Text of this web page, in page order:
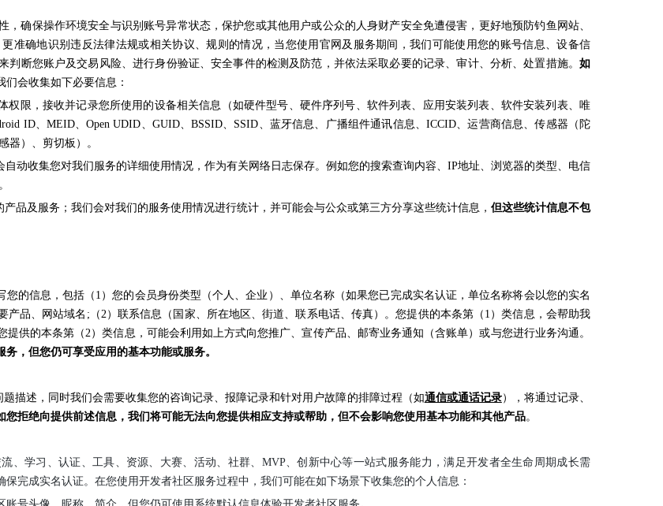
确保操作环境安全与识别账号异常状态，保护您或其他用户或公众的人身财产安全免遭侵害，更好地预防钓鱼网站、
准确地识别违反法律法规或相关协议、规则的情况，当您使用官网及服务期间，我们可能使用您的账号信息、设备信
断您账户及交易风险、进行身份验证、安全事件的检测及防范，并依法采取必要的记录、审计、分析、处置措施。 如
们会收集如下必要信息：
权限，接收并记录您所使用的设备相关信息（如硬件型号、硬件序列号、软件列表、应用安装列表、软件安装列表、唯
ID、MEID、Open UDID、GUID、BSSID、SSID、蓝牙信息、广播组件通讯信息、ICCID、运营商信息、传感器（陀
器）、剪切板 ）。
动收集您对我们服务的详细使用情况，作为有关网络日志保存。例如您的搜索查询内容、IP地址、浏览器的类型、电信
品及服务；我们会对我们的服务使用情况进行统计，并可能会与公众或第三方分享这些统计信息， 但这些统计信息不包
的信息，包括（1）您的会员身份类型（个人、企业）、单位名称（如果您已完成实名认证，单位名称将会以您的实名
品、网站域名;（2）联系信息（国家、所在地区、街道、联系电话、传真）。您提供的本条第（1）类信息，会帮助我
供的本条第（2）类信息，可能会利用如上方式向您推广、宣传产品、邮寄业务通知（含账单）或与您进行业务沟通。
，但您仍可享受应用的基本功能或服务。
描述，同时我们会需要收集您的咨询记录、报障记录和针对用户故障的排障过程（如通信或通话记录），将通过记录、
您拒绝向提供前述信息，我们将可能无法向您提供相应支持或帮助，但不会影响您使用基本功能和其他产品。
、学习、认证、工具、资源、大赛、活动、社群、MVP、创新中心等一站式服务能力，满足开发者全生命周期成长需
完成实名认证。在您使用开发者社区服务过程中，我们可能在如下场景下收集您的个人信息：